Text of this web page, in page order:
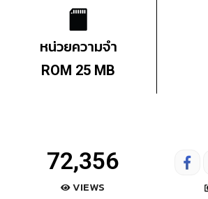
หน่วยความจำ
ROM 25 MB
72,356
VIEWS